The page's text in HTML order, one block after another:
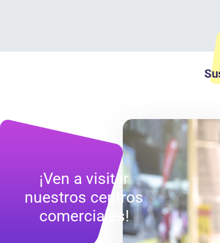
¡Ven a visitar
nuestros centros
comerciales!